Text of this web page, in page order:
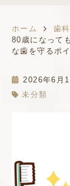
ホーム 歯
80歳になって
な歯を守るポ
2026年6月
未分類